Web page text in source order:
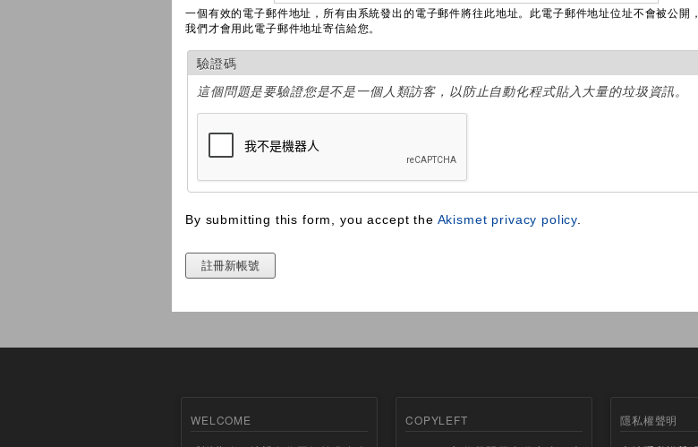
一個有效的電子郵件地址，所有由系統發出的電子郵件將往此地址。此電子郵件地址位址不會被公開
我們才會用此電子郵件地址寄信給您。
驗證碼
這個問題是要驗證您是不是一個人類訪客，以防止自動化程式貼入大量的垃圾資訊。
By submitting this form, you accept the Akismet privacy policy
WELCOME
COPYLEFT
隱私權聲明